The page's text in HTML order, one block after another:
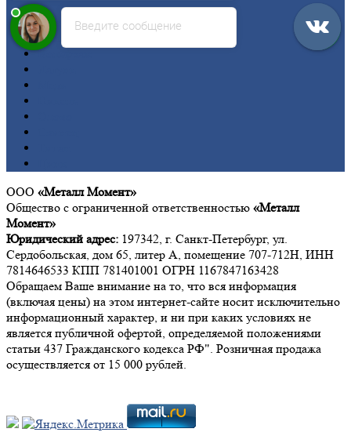
Алюминий
Бронза
Вольфрам
ООО «Металл Момент»
Общество с ограниченной ответственностью «Металл
Момент»
Юридический адрес: 197342, г. Санкт-Петербург, ул.
Сердобольская, дом 65, литер А, помещение 707-712Н, ИНН
7814646533 КПП 781401001 ОГРН 1167847163428
Обращаем Ваше внимание на то, что вся информация
(включая цены) на этом интернет-сайте носит исключительно
информационный характер, и ни при каких условиях не
является публичной офертой, определяемой положениями
статьи 437 Гражданского кодекса РФ". Розничная продажа
осуществляется от 15 000 рублей.
Введите сообщение